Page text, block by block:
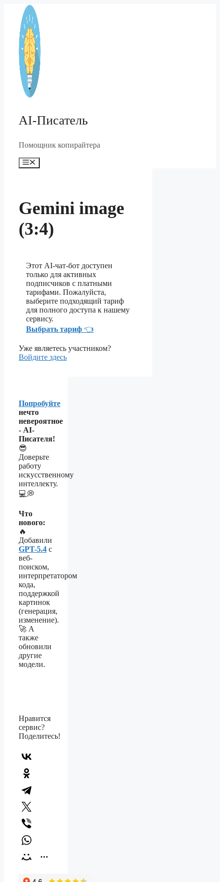
Перейти
содержимому
AI-Писатель
Помощник копирайтера
Меню
Gemini image
(3:4)
Этот AI-чат-бот доступен
только для активных
подписчиков с платными
тарифами. Пожалуйста,
выберите подходящий тариф
для полного доступа к нашему
сервису.
Выбрать тариф 👈
Уже являетесь участником?
Войдите здесь
Попробуйте
нечто
невероятное
- AI-
Писателя!
😎
Доверьте
работу
искусственному
интеллекту.
💻💭
Что
нового:
🔥
Добавили
GPT-5.4 с
веб-
поиском,
интерпретатором
кода,
поддержкой
картинок
(генерация,
изменение).
🚀 А
также
обновили
другие
модели.
Нравится
сервис?
Поделитесь!